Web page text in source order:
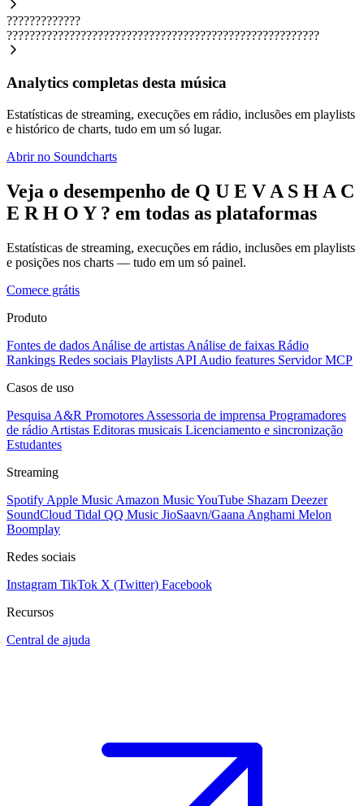
?????????????
???????????????????????????????????????????????????????
Analytics completas desta música
Estatísticas de streaming, execuções em rádio, inclusões em playlists
e histórico de charts, tudo em um só lugar.
Abrir no Soundcharts
Veja o desempenho de Q U E V A S H A C
E R H O Y ? em todas as plataformas
Estatísticas de streaming, execuções em rádio, inclusões em playlists
e posições nos charts — tudo em um só painel.
Comece grátis
Produto
Fontes de dados Análise de artistas Análise de faixas Rádio
Rankings Redes sociais Playlists API Audio features Servidor MCP
Casos de uso
Pesquisa A&R Promotores Assessoria de imprensa Programadores
de rádio Artistas Editoras musicais Licenciamento e sincronização
Estudantes
Streaming
Spotify Apple Music Amazon MusicYouTube Shazam Deezer
SoundCloud Tidal QQ Music JioSaavn/Gaana Anghami Melon
Boomplay
Redes sociais
Instagram TikTok X (Twitter) Facebook
Recursos
Central de ajuda